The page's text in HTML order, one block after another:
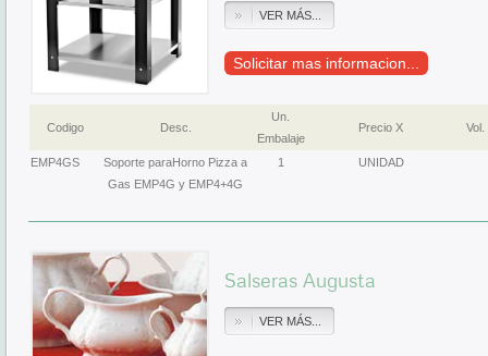
VER MÁS...
Solicitar mas informacion...
Codigo Desc.
Un.
Embalaje
Precio X Vol.
EMP4GS
Soporte paraHorno Pizza a
Gas EMP4G y EMP4+4G
1 UNIDAD
Salseras Augusta
VER MÁS...